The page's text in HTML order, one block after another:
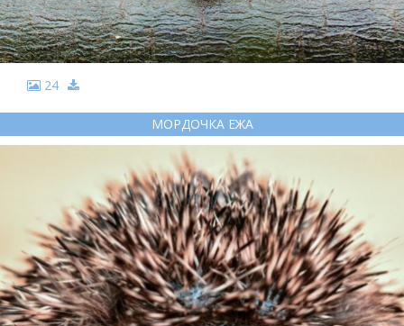
24
МОРДОЧКА ЕЖА